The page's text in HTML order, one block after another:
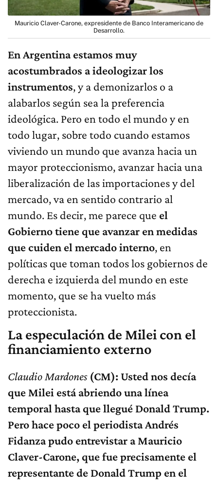
Mauricio Claver-Carone, expresidente de Banco Interamericano de
Desarrollo.
En Argentina estamos muy
acostumbrados a ideologizar los
instrumentos, y a demonizarlos o a
alabarlos según sea la preferencia
ideológica. Pero en todo el mundo y en
todo lugar, sobre todo cuando estamos
viviendo un mundo que avanza hacia un
mayor proteccionismo, avanzar hacia una
liberalización de las importaciones y del
mercado, va en sentido contrario al
mundo. Es decir, me parece que el
Gobierno tiene que avanzar en medidas
que cuiden el mercado interno, en
políticas que toman todos los gobiernos de
derecha e izquierda del mundo en este
momento, que se ha vuelto más
proteccionista.
La especulación de Milei con el
financiamiento externo
Claudio Mardones (CM): Usted nos decía
que Milei está abriendo una línea
temporal hasta que llegué Donald Trump.
Pero hace poco el periodista Andrés
Fidanza pudo entrevistar a Mauricio
Claver-Carone, que fue precisamente el
representante de Donald Trump en el